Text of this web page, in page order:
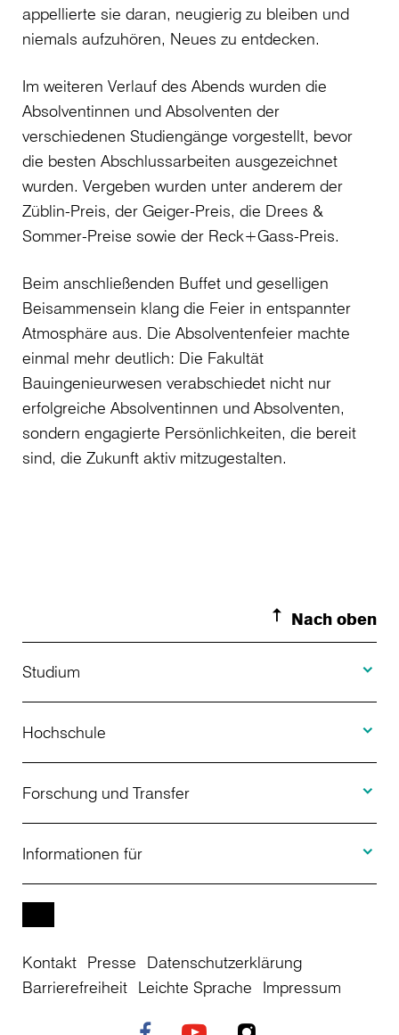
appellierte sie daran, neugierig zu bleiben und
niemals aufzuhören, Neues zu entdecken.
Im weiteren Verlauf des Abends wurden die
Absolventinnen und Absolventen der
verschiedenen Studiengänge vorgestellt, bevor
die besten Abschlussarbeiten ausgezeichnet
wurden. Vergeben wurden unter anderem der
Züblin-Preis, der Geiger-Preis, die Drees &
Sommer-Preise sowie der Reck+Gass-Preis.
Beim anschließenden Buffet und geselligen
Beisammensein klang die Feier in entspannter
Atmosphäre aus. Die Absolventenfeier machte
einmal mehr deutlich: Die Fakultät
Bauingenieurwesen verabschiedet nicht nur
erfolgreiche Absolventinnen und Absolventen,
sondern engagierte Persönlichkeiten, die bereit
sind, die Zukunft aktiv mitzugestalten.
Nach oben
Studium
Studienangebot
Bewerbung
Studienberatung
Weiterbildung
Studienkolleg
Hochschule
Über uns
Aktuelles
Einrichtungen
Stellenangebote
Forschung und Transfer
Projekte
Informationen für
Studierende
Kontakt Presse
Datenschutzerklärung
Barrierefreiheit Leichte Sprache Impressum